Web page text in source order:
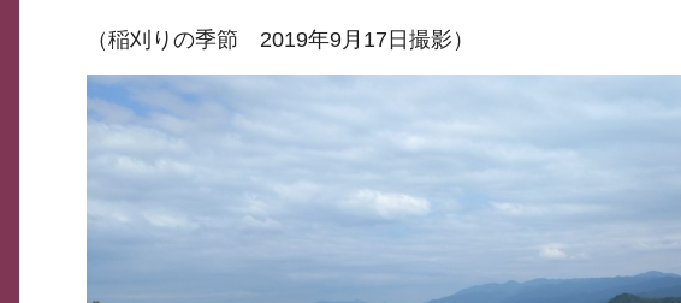
（稲刈りの季節 2019年9月17日撮影）